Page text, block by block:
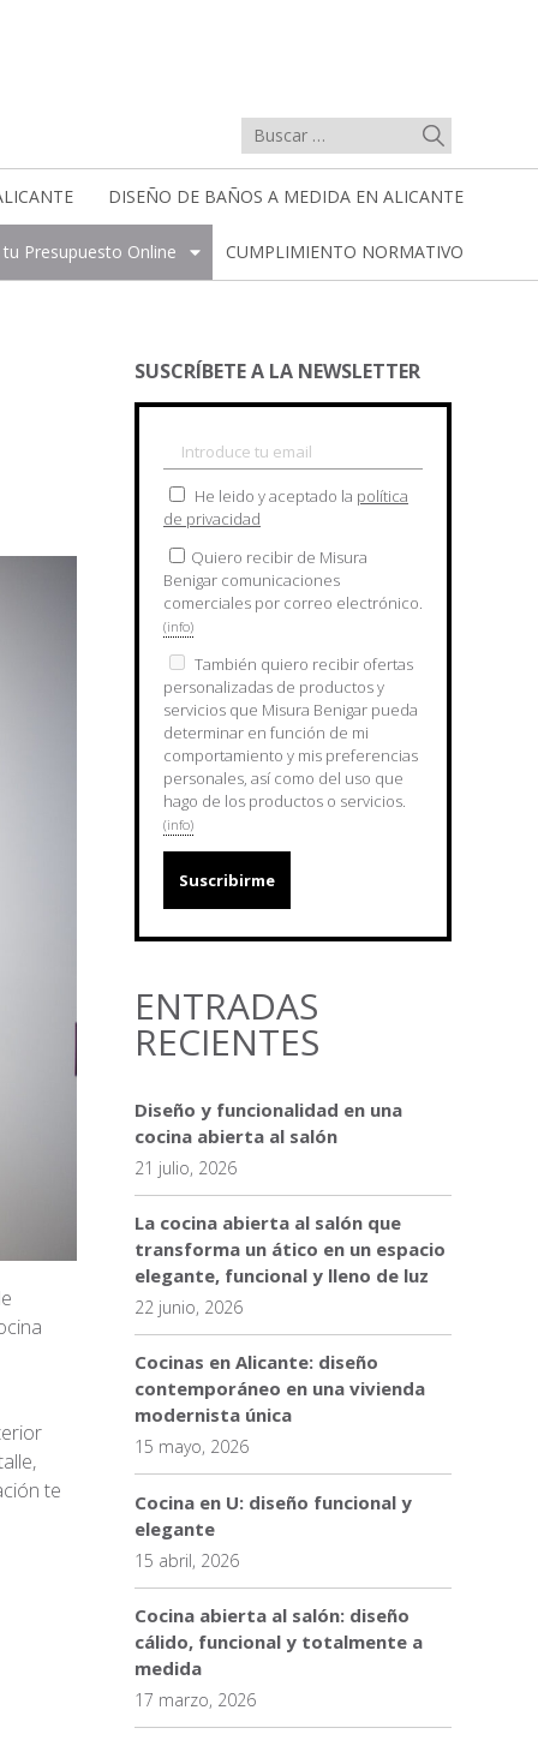
DISEÑO DE BAÑOS A MEDIDA EN ALICANTE
tu Presupuesto Online CUMPLIMIENTO NORMATIVO
te
SUSCRÍBETE A LA NEWSLETTER
He leido y aceptado la política
de privacidad
Quiero recibir de Misura
Benigar comunicaciones
comerciales por correo electrónico.
(info)
También quiero recibir ofertas
personalizadas de productos y
servicios que Misura Benigar pueda
determinar en función de mi
comportamiento y mis preferencias
personales, así como del uso que
hago de los productos o servicios.
(info)
ENTRADAS
RECIENTES
Diseño y funcionalidad en una
cocina abierta al salón
21 julio, 2026
La cocina abierta al salón que
transforma un ático en un espacio
elegante, funcional y lleno de luz
22 junio, 2026
Cocinas en Alicante: diseño
contemporáneo en una vivienda
modernista única
15 mayo, 2026
Cocina en U: diseño funcional y
elegante
15 abril, 2026
Cocina abierta al salón: diseño
cálido, funcional y totalmente a
medida
17 marzo, 2026